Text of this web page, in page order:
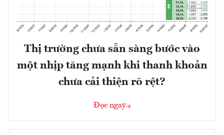
Thị trường chưa sẵn sàng bước vào
một nhịp tăng mạnh khi thanh khoản
chưa cải thiện rõ rệt?
Đọc ngay